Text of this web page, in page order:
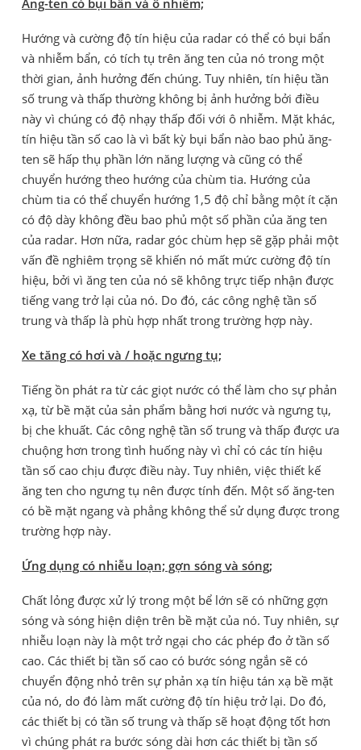
Hướng và cường độ tín hiệu của radar có thể có bụi bẩn
và nhiễm bẩn, có tích tụ trên ăng ten của nó trong một
thời gian, ảnh hưởng đến chúng. Tuy nhiên, tín hiệu tần
số trung và thấp thường không bị ảnh hưởng bởi điều
này vì chúng có độ nhạy thấp đối với ô nhiễm. Mặt khác,
tín hiệu tần số cao là vì bất kỳ bụi bẩn nào bao phủ ăng-
ten sẽ hấp thụ phần lớn năng lượng và cũng có thể
chuyển hướng theo hướng của chùm tia. Hướng của
chùm tia có thể chuyển hướng 1,5 độ chỉ bằng một ít cặn
có độ dày không đều bao phủ một số phần của ăng ten
của radar. Hơn nữa, radar góc chùm hẹp sẽ gặp phải một
vấn đề nghiêm trọng sẽ khiến nó mất mức cường độ tín
hiệu, bởi vì ăng ten của nó sẽ không trực tiếp nhận được
tiếng vang trở lại của nó. Do đó, các công nghệ tần số
trung và thấp là phù hợp nhất trong trường hợp này.
Xe tăng có hơi và / hoặc ngưng tụ;
Tiếng ồn phát ra từ các giọt nước có thể làm cho sự phản
xạ, từ bề mặt của sản phẩm bằng hơi nước và ngưng tụ,
bị che khuất. Các công nghệ tần số trung và thấp được ưa
chuộng hơn trong tình huống này vì chỉ có các tín hiệu
tần số cao chịu được điều này. Tuy nhiên, việc thiết kế
ăng ten cho ngưng tụ nên được tính đến. Một số ăng-ten
có bề mặt ngang và phẳng không thể sử dụng được trong
trường hợp này.
Ứng dụng có nhiễu loạn; gợn sóng và sóng;
Chất lỏng được xử lý trong một bể lớn sẽ có những gợn
sóng và sóng hiện diện trên bề mặt của nó. Tuy nhiên, sự
nhiễu loạn này là một trở ngại cho các phép đo ở tần số
cao. Các thiết bị tần số cao có bước sóng ngắn sẽ có
chuyển động nhỏ trên sự phản xạ tín hiệu tán xạ bề mặt
của nó, do đó làm mất cường độ tín hiệu trở lại. Do đó,
các thiết bị có tần số trung và thấp sẽ hoạt động tốt hơn
vì chúng phát ra bước sóng dài hơn các thiết bị tần số